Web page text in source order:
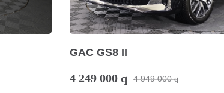
GAC GS8 II
4 249 000 q 4 949 000 q